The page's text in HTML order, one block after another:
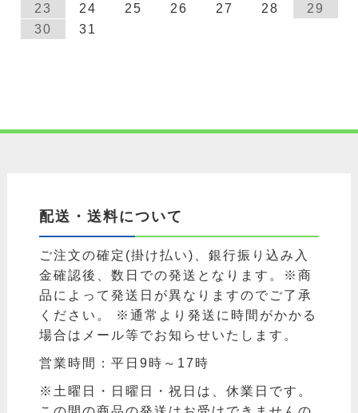
23
24 25 26 27 28
29
30
31
配送・送料について
ご注文の確定(掛け払い)、銀行振り込み入
金確認後、数日での発送となります。※商
品によって発送日が異なりますのでご了承
ください。 ※通常より発送に時間がかかる
場合はメール等でお知らせいたします。
営業時間：平日9時～17時
※土曜日・日曜日・祝日は、休業日です。